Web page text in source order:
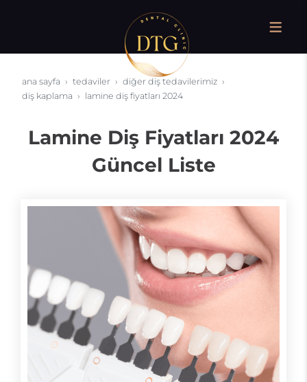
ana sayfa tedaviler
diğer diş tedavilerimiz
diş kaplama
lamine diş fiyatları 2024
Lamine Diş Fiyatları 2024
Güncel Liste